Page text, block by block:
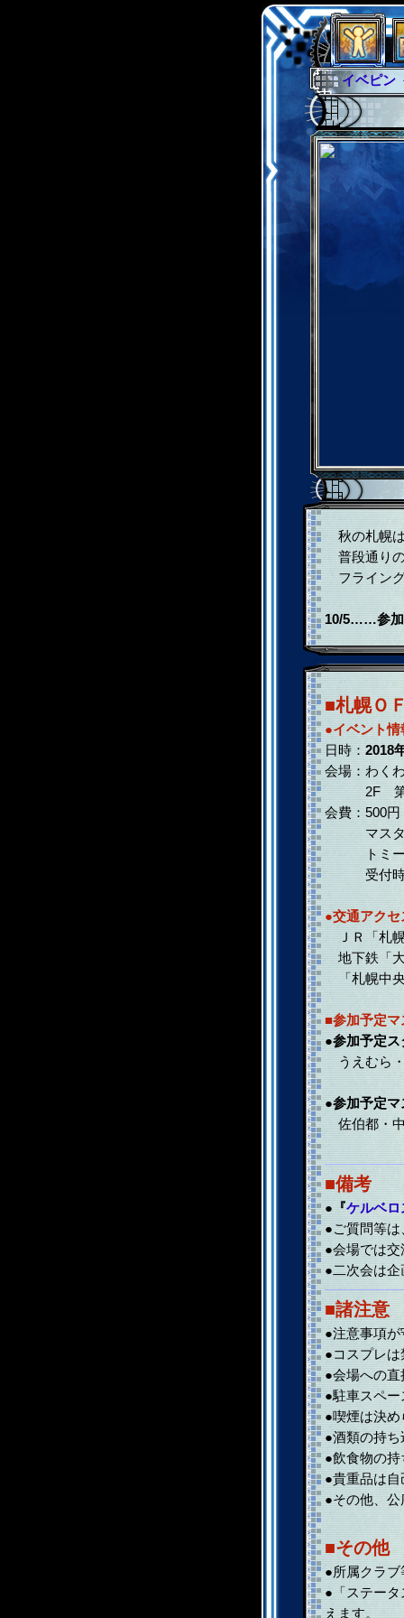
イベピン
グラシャ
グローバ
サイキッ
ファイナ
秋の札幌は
普段通りの
フライング
10/5……参加
■札幌Ｏ
●イベント情
日時：2018
会場：わく
2F 第2
会費：500円
マスター
トミーウ
受付時に
●交通アクセ
ＪＲ「札幌
地下鉄「大
「札幌中央
■参加予定マ
●参加予定ス
うえむら・
●参加予定
佐伯都・
■備考
● 『ケルベ
●ご質問等は
●会場では
●二次会は
■諸注意
●注意事項
●コスプレ
●会場への
●駐車スペー
●喫煙は決
●酒類の持
●飲食物の
●貴重品は自
●その他、
■その他
●所属クラブ
●「ステー
えます。